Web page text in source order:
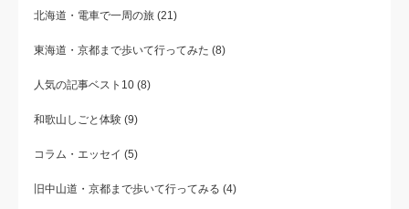
北海道・電車で一周の旅 (21)
東海道・京都まで歩いて行ってみた (8)
人気の記事ベスト10 (8)
和歌山しごと体験 (9)
コラム・エッセイ (5)
旧中山道・京都まで歩いて行ってみる (4)